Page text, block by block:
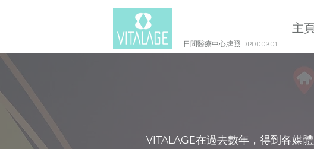
主
日間醫療中心牌照 DP000301
VITALAGE在過去數年，得到各媒